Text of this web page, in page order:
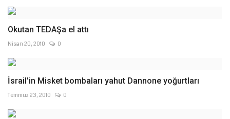
Okutan TEDAŞa el attı
Nisan 20, 2010 0
İsrail'in Misket bombaları yahut Dannone yoğurtları
Temmuz 23, 2010 0